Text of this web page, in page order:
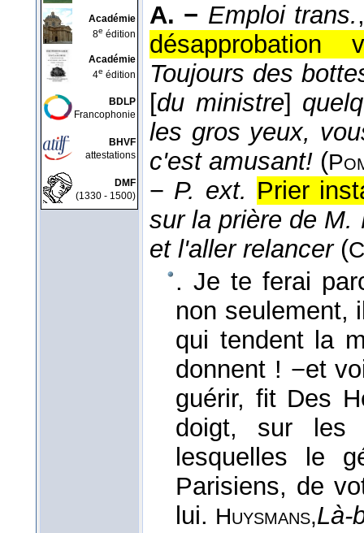
Académie
8e édition
Académie
4e édition
BDLP
Francophonie
BHVF
attestations
DMF
(1330 - 1500)
A. − Emploi trans.
Toujours des
[du ministre]
les gros yeux,
c'est amusant! (
− P. ext. Prier
sur la prière de M.
et l'aller relancer(
. Je te ferai
non seulement,
qui tendent la
donnent ! −et
guérir, fit Des
doigt, sur les
lesquelles le
Parisiens, de
lui. Huysmans,Là-